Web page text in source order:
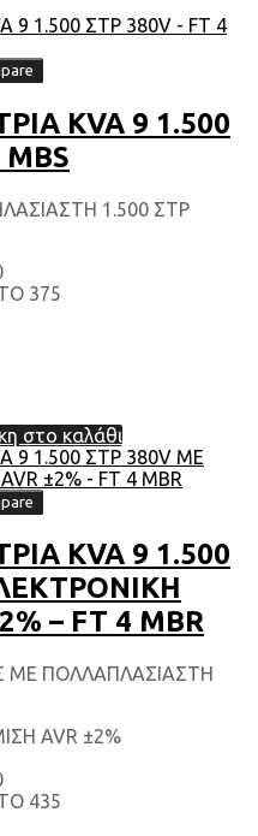
KVA 9 1.500
1.500 ΣΤΡ
375
στο καλάθι
KVA 9 1.500
– FT 4 MBR
ΜΕ ΠΟΛΛΑΠΛΑΣΙΑΣΤΗ
AVR ±2%
435